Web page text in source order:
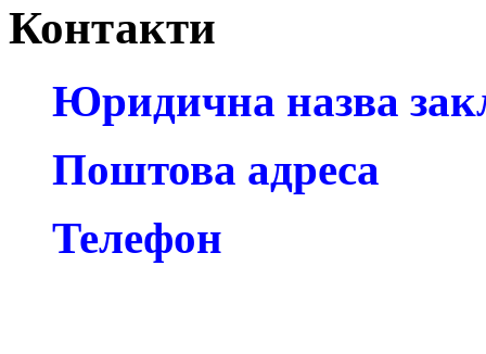
Контакти
Юридична назва
Поштова адреса
Телефон